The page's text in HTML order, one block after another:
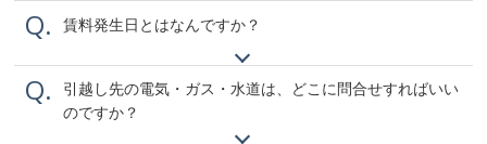
Q. 賃料発生日とはなんですか？
Q.
引越し先の電気・ガス・水道は、どこに問合せすればいい
のですか？